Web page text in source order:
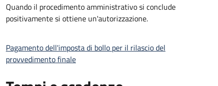
Quando il procedimento amministrativo si conclude
positivamente si ottiene un'autorizzazione.
Pagamento dell'imposta di bollo per il rilascio del
provvedimento finale